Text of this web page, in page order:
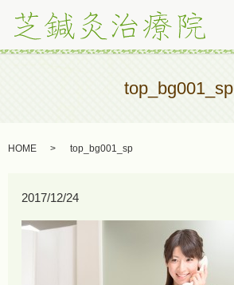
top_bg001_sp
HOME top_bg001_sp
2017/12/24